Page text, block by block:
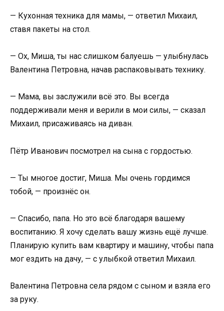
— Кухонная техника для мамы, — ответил Михаил,
ставя пакеты на стол.
— Ох, Миша, ты нас слишком балуешь — улыбнулась
Валентина Петровна, начав распаковывать технику.
— Мама, вы заслужили всё это. Вы всегда
поддерживали меня и верили в мои силы, — сказал
Михаил, присаживаясь на диван.
Пётр Иванович посмотрел на сына с гордостью.
— Ты многое достиг, Миша. Мы очень гордимся
тобой, — произнёс он.
— Спасибо, папа. Но это всё благодаря вашему
воспитанию. Я хочу сделать вашу жизнь ещё лучше.
Планирую купить вам квартиру и машину, чтобы папа
мог ездить на дачу, — с улыбкой ответил Михаил.
Валентина Петровна села рядом с сыном и взяла его
за руку.